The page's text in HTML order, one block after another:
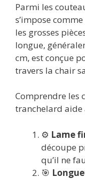
Parmi les
s’impose
les grosses
longue,
cm, est conçue
travers la chair
Comprendre les
tranchelard aide
⚙️ Lame
découpe
qu’il ne
🎯